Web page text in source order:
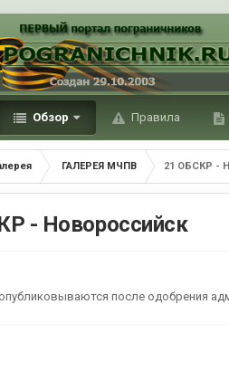
Обзор Правила
ГАЛЕРЕЯ МЧПВ 21 ОБСКР -
- Новороссийск
после одобрения